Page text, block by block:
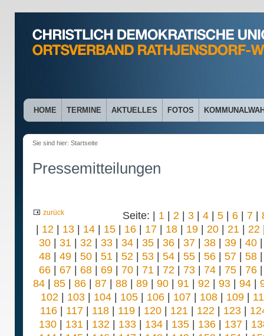
HOME TERMINE AKTUELLES FOTOS
Sie sind hier: Startseite
Pressemitteilungen
zurück Seite: | 1 | 2 | 3 | 4 | 5 | 6 | 7 |
| 12 | 13| 14| 15| 16| 17| 18| 19| 20| 21 | 22
30| 31 | 32 | 33| 34| 35| 36| 37| 38| 39| 40
48| 49| 50| 51 | 52 | 53| 54| 55| 56| 57| 58
66| 67| 68| 69| 70| 71 | 72 | 73| 74| 75| 76
84| 85| 86| 87| 88| 89| 90| 91 | 92 | 93| 94|
102 | 103 | 104 | 105 | 106 | 107 | 108 | 109 |
116| 117| 118| 119| 120| 121 | 122 | 123|
130| 131 | 132 | 133| 134| 135| 136| 137|